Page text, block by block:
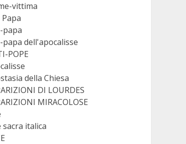
vittima
papa
dell'apocalisse
POPE
della Chiesa
DI LOURDES
MIRACOLOSE
sacra italica